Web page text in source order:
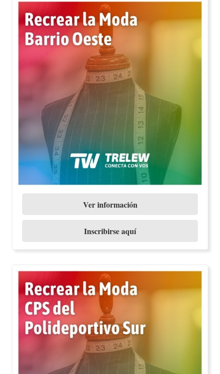
Ver información
Inscribirse aquí